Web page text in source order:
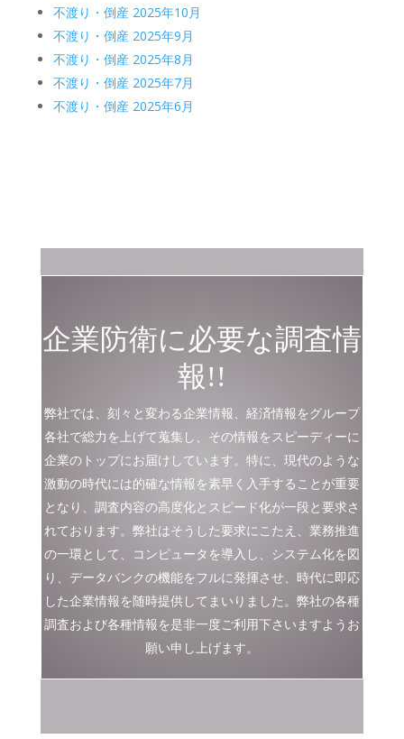
不渡り・倒産 2025年10月
不渡り・倒産 2025年9月
不渡り・倒産 2025年8月
不渡り・倒産 2025年7月
不渡り・倒産 2025年6月
企業防衛に必要な調査情
報!!
弊社では、刻々と変わる企業情報、経済情報をグループ
各社で総力を上げて蒐集し、その情報をスピーディーに
企業のトップにお届けしています。特に、現代のような
激動の時代には的確な情報を素早く入手することが重要
となり、調査内容の高度化とスピード化が一段と要求さ
れております。弊社はそうした要求にこたえ、業務推進
の一環として、コンピュータを導入し、システム化を図
り、データバンクの機能をフルに発揮させ、時代に即応
した企業情報を随時提供してまいりました。弊社の各種
調査および各種情報を是非一度ご利用下さいますようお
願い申し上げます。